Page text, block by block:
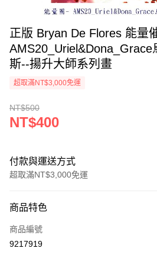
正版 Bryan De Flores 能量
AMS20_Uriel&Dona_Grace
斯--揚升大師系列畫
超取滿NT$3,000免運
NT$500
NT$400
付款與運送方式
超取滿NT$3,000免運
信用卡一次付款
超商取貨付款
商品特色
商品編號
9217919